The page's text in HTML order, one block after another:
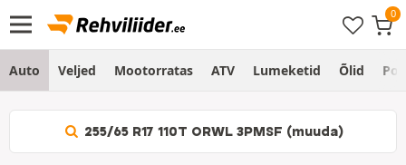
Auto Veljed Mootorratas ATV Lumeketid Õlid
255/65 R17 110T ORWL 3PMSF (muuda)